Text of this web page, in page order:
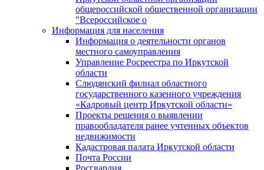
общероссийской общественной организации
"Всероссийское о
Информация для населения
Информация о деятельности органов
местного самоуправления
Управление Росреестра по Иркутской
области
Слюдянский филиал областного
государственного казенного учреждения
«Кадровый центр Иркутской области»
Проекты решения о выявлении
правообладателя ранее учтенных объектов
недвижимости
Кадастровая палата Иркутской области
Почта России
Росгвардия